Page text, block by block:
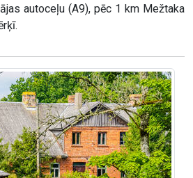
autoceļu (A9), pēc 1 km Mežtaka